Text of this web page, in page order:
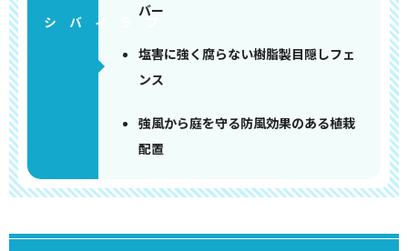
バー
塩害に強く腐らない樹脂製目隠しフェ
ンス
強風から庭を守る防風効果のある植栽
配置